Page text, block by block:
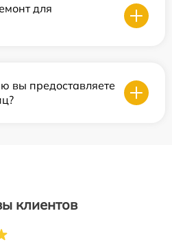
для
вы предоставляете
клиентов